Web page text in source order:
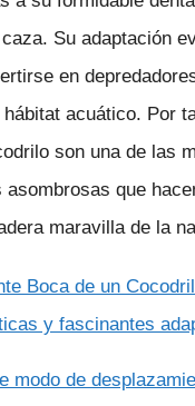
Su adaptación
en
acuático. Por
son una de las
que
maravilla de la
Boca de un
y fascinantes
modo de